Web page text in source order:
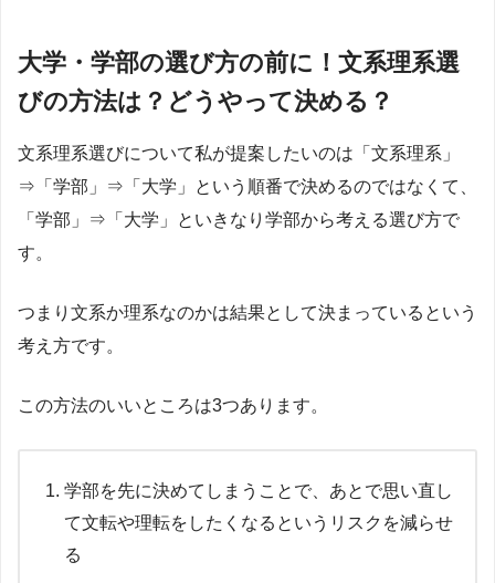
大学・学部の選び方の前に！文系理系選
びの方法は？どうやって決める？
文系理系選びについて私が提案したいのは「文系理系」
⇒「学部」⇒「大学」という順番で決めるのではなくて、
「学部」⇒「大学」といきなり学部から考える選び方で
す。
つまり文系か理系なのかは結果として決まっているという
考え方です。
この方法のいいところは3つあります。
学部を先に決めてしまうことで、あとで思い直し
て文転や理転をしたくなるというリスクを減らせ
る